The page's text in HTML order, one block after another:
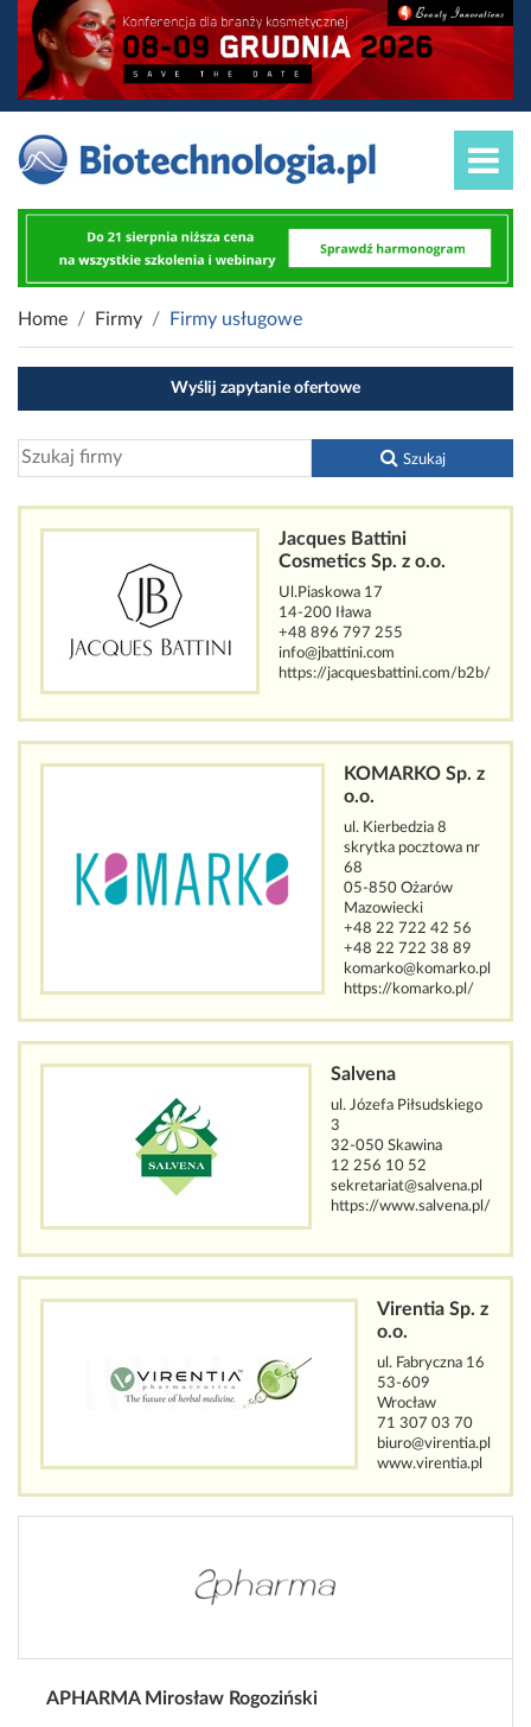
Home Firmy Firmy usługowe
Wyślij zapytanie ofertowe
Szukaj
Jacques Battini
Cosmetics Sp. z o.o.
Ul.Piaskowa 17
14-200 Iława
+48 896 797 255
info@jbattini.com
https://jacquesbattini.com/b2b/
KOMARKO Sp. z
o.o.
ul. Kierbedzia 8
skrytka pocztowa nr
68
05-850 Ożarów
Mazowiecki
+48 22 722 42 56
+48 22 722 38 89
komarko@komarko.pl
https://komarko.pl/
Salvena
ul. Józefa Piłsudskiego
3
32-050 Skawina
12 256 10 52
sekretariat@salvena.pl
https://www.salvena.pl/
Virentia Sp. z
o.o.
ul. Fabryczna 16
53-609
Wrocław
71 307 03 70
biuro@virentia.pl
www.virentia.pl
APHARMA Mirosław Rogoziński